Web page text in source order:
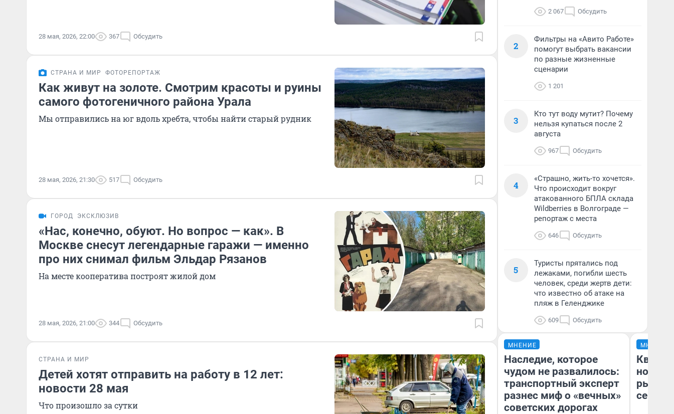
28 мая, 2026, 22:00 367 Обсудить
СТРАНА И МИР ФОТОРЕПОРТАЖ
Как живут на золоте. Смотрим красоты и руины
самого фотогеничного района Урала
Мы отправились на юг вдоль хребта, чтобы найти старый рудник
28 мая, 2026, 21:30 517 Обсудить
ГОРОД ЭКСКЛЮЗИВ
«Нас, конечно, обуют. Но вопрос — как». В
Москве снесут легендарные гаражи — именно
про них снимал фильм Эльдар Рязанов
На месте кооператива построят жилой дом
28 мая, 2026, 21:00 344 Обсудить
СТРАНА И МИР
Детей хотят отправить на работу в 12 лет:
новости 28 мая
Что произошло за сутки
2 067 Обсудить
2
Фильтры на «Авито Работе»
помогут выбрать вакансии
по разные жизненные
сценарии
1 201
3
Кто тут воду мутит? Почему
нельзя купаться после 2
августа
967 Обсудить
4
«Страшно, жить-то хочется».
Что происходит вокруг
атакованного БПЛА склада
Wildberries в Волгограде —
репортаж с места
646 Обсудить
5
Туристы прятались под
лежаками, погибли шесть
человек, среди жертв дети:
что известно об атаке на
пляж в Геленджике
609 Обсудить
МНЕНИЕ
Наследие, которое
чудом не развалилось:
транспортный эксперт
разнес миф о «вечных»
советских дорогах
МНЕНИЕ
но
рынок